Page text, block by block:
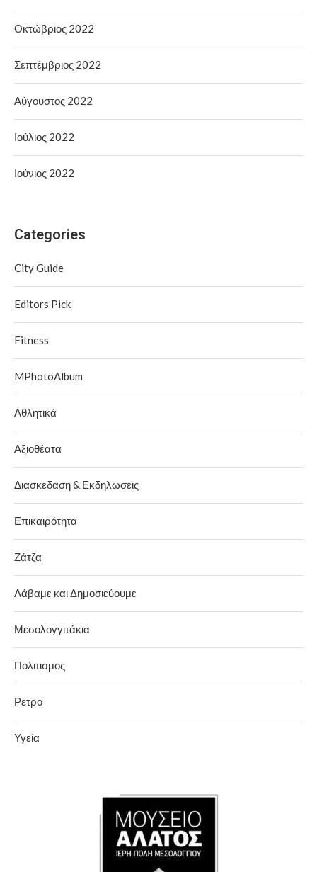
Οκτώβριος 2022
Σεπτέμβριος 2022
Αύγουστος 2022
Ιούλιος 2022
Ιούνιος 2022
Categories
City Guide
Editors Pick
Fitness
MPhotoAlbum
Αθλητικά
Αξιοθέατα
Διασκεδαση & Εκδηλωσεις
Επικαιρότητα
Ζάτζα
Λάβαμε και Δημοσιεύουμε
Μεσολογγιτάκια
Πολιτισμος
Ρετρο
Υγεία